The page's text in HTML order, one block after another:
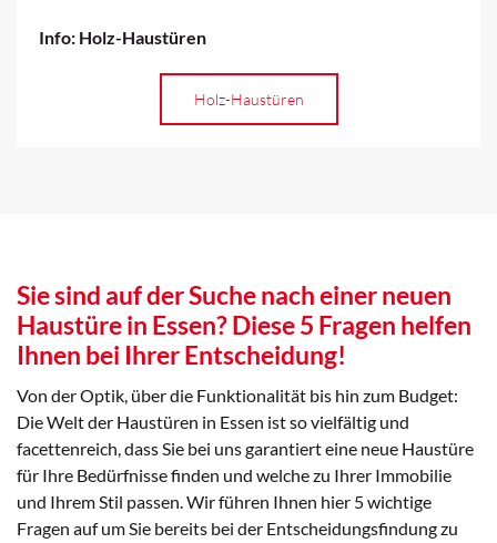
Info: Holz-Haustüren
Holz-Haustüren
Sie sind auf der Suche nach einer neuen
Haustüre in Essen? Diese 5 Fragen helfen
Ihnen bei Ihrer Entscheidung!
Von der Optik, über die Funktionalität bis hin zum Budget:
Die Welt der Haustüren in Essen ist so vielfältig und
facettenreich, dass Sie bei uns garantiert eine neue Haustüre
für Ihre Bedürfnisse finden und welche zu Ihrer Immobilie
und Ihrem Stil passen. Wir führen Ihnen hier 5 wichtige
Fragen auf um Sie bereits bei der Entscheidungsfindung zu